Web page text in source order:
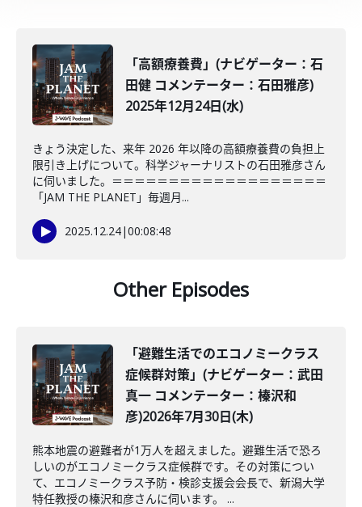
「高額療養費」(ナビゲーター：石
田健 コメンテーター：石田雅彦)
2025年12月24日(水)
きょう決定した、来年 2026 年以降の高額療養費の負担上
限引き上げについて。科学ジャーナリストの石田雅彦さん
に伺いました。＝＝＝＝＝＝＝＝＝＝＝＝＝＝＝＝＝＝＝
「JAM THE PLANET」毎週月...
2025.12.24|00:08:48
Other Episodes
「避難生活でのエコノミークラス
症候群対策」(ナビゲーター：武田
真一 コメンテーター：榛沢和
彦)2026年7月30日(木)
熊本地震の避難者が1万人を超えました。避難生活で恐ろ
しいのがエコノミークラス症候群です。その対策につい
て、エコノミークラス予防・検診支援会会長で、新潟大学
特任教授の榛沢和彦さんに伺います。 ...